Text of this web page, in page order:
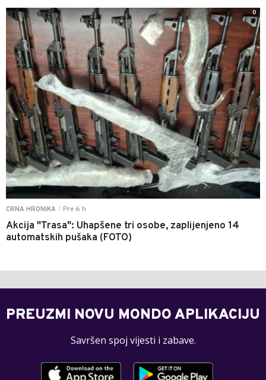
CRNA HRONIKA Pre 6 h
Akcija "Trasa": Uhapšene tri osobe, zaplijenjeno 14
automatskih pušaka (FOTO)
0
PREUZMI NOVU MONDO APLIKACIJU
Savršen spoj vijesti i zabave.